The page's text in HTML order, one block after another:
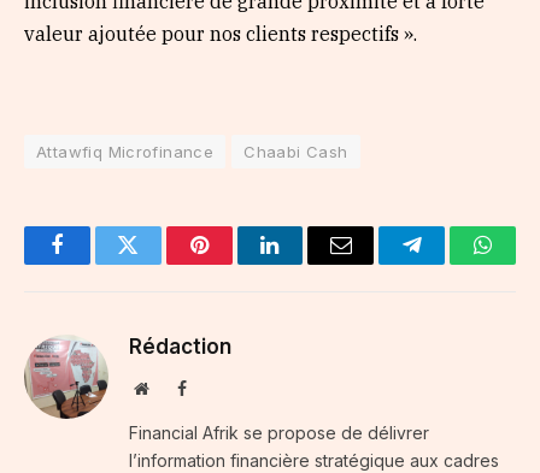
valeur ajoutée pour nos clients respectifs ».
Attawfiq Microfinance Chaabi Cash
FacebookTwitter PinterestLinkedInEmail Telegram
Rédaction
WebsiteFacebook
Financial Afrik se propose de délivrer
l’information financière stratégique aux cadres